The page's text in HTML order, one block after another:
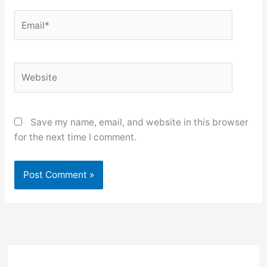
Save my name, email, and website in this browser
for the next time I comment.